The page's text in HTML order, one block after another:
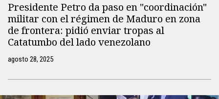
Presidente Petro da paso en "coordinación"
militar con el régimen de Maduro en zona
de frontera: pidió enviar tropas al
Catatumbo del lado venezolano
agosto 28, 2025